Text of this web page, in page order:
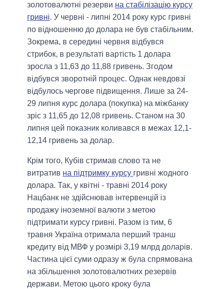
золотовалютні резерви на стабілізацію курсу
гривні. У червні - липні 2014 року курс гривні
по відношенню до долара не був стабільним.
Зокрема, в середині червня відбувся
стрибок, в результаті вартість 1 долара
зросла з 11,63 до 11,88 гривень. Згодом
відбувся зворотній процес. Однак невдовзі
відбулось чергове підвищення. Лише за 24-
29 липня курс долара (покупка) на міжбанку
зріс з 11,65 до 12,08 гривень. Станом на 30
липня цей показник коливався в межах 12,1-
12,14 гривень за долар.
Крім того, Кубів стримав слово та не
витратив на підтримку курсу гривні жодного
долара. Так, у квітні - травні 2014 року
Нацбанк не здійснював інтервенцій із
продажу іноземної валюти з метою
підтримати курсу гривні. Разом із тим, 6
травня Україна отримала перший транш
кредиту від МВФ у розмірі 3,19 млрд доларів.
Частина цієї суми одразу ж була спрямована
на збільшення золотовалютних резервів
держави. Метою цього кроку була